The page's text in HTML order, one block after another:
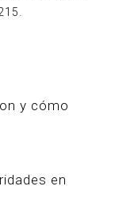
y cómo
en